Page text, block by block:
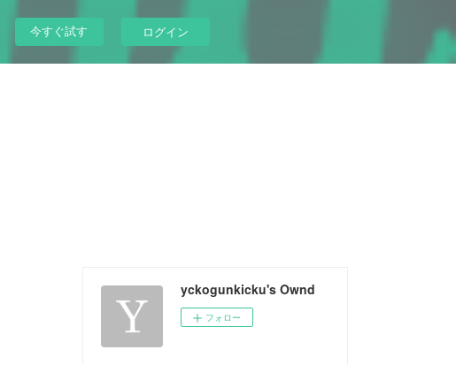
今すぐ試す ログイン
yckogunkicku's Ownd
フォロー